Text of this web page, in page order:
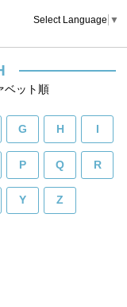
Select Language ▼
ベット順
G H
P Q R
Y Z